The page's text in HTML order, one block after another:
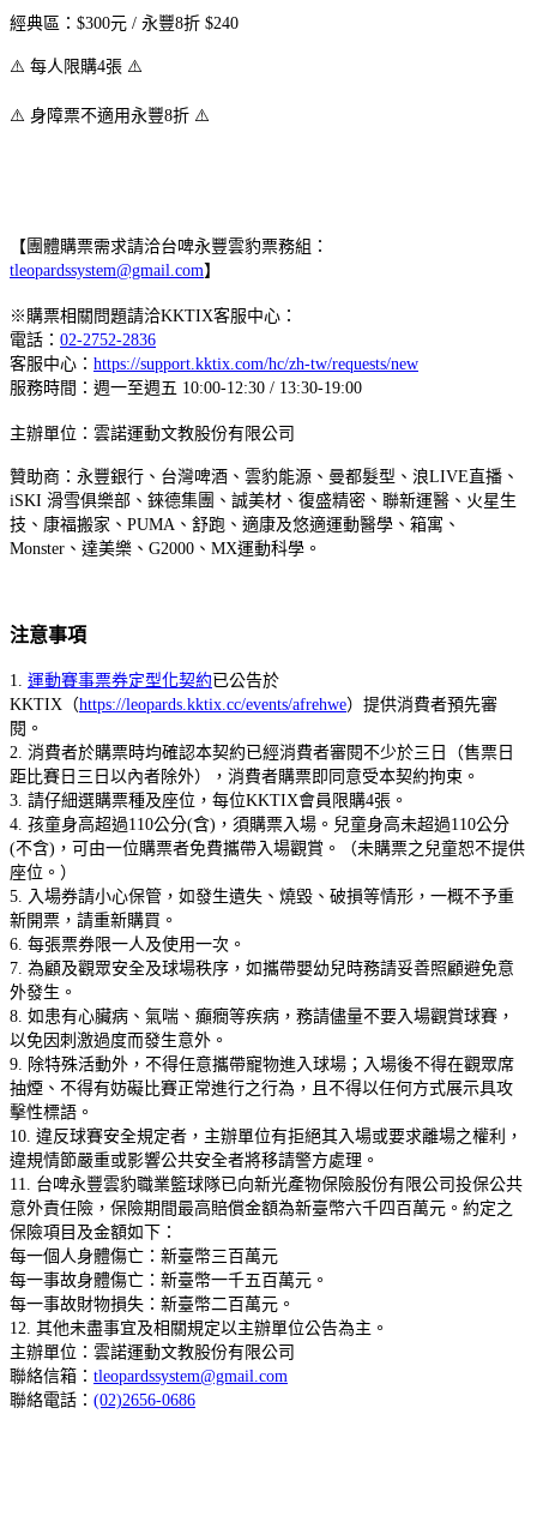
經典區：$300元 / 永豐8折 $240
⚠️ 每人限購4張 ⚠️
⚠️ 身障票不適用永豐8折 ⚠️
【團體購票需求請洽台啤永豐雲豹票務組：
tleopardssystem@gmail.com】
※購票相關問題請洽KKTIX客服中心：
電話： 02-2752-2836
客服中心： https://support.kktix.com/hc/zh-tw/requests/new
服務時間：週一至週五 10:00-12:30 / 13:30-19:00
主辦單位：雲諾運動文教股份有限公司
贊助商：永豐銀行、台灣啤酒、雲豹能源、曼都髮型、浪LIVE直播、
iSKI 滑雪俱樂部、錸德集團、誠美材、復盛精密、聯新運醫、火星生
技、康福搬家、PUMA、舒跑、適康及悠適運動醫學、箱寓、
Monster、達美樂、G2000、MX運動科學。
注意事項
1. 運動賽事票券定型化契約已公告於
KKTIX（https://leopards.kktix.cc/events/afrehwe）提供消費者預先審
閱。
2. 消費者於購票時均確認本契約已經消費者審閱不少於三日（售票日
距比賽日三日以內者除外），消費者購票即同意受本契約拘束。
3. 請仔細選購票種及座位，每位KKTIX會員限購4張。
4. 孩童身高超過110公分(含)，須購票入場。兒童身高未超過110公分
(不含)，可由一位購票者免費攜帶入場觀賞。（未購票之兒童恕不提供
座位。）
5. 入場券請小心保管，如發生遺失、燒毀、破損等情形，一概不予重
新開票，請重新購買。
6. 每張票券限一人及使用一次。
7. 為顧及觀眾安全及球場秩序，如攜帶嬰幼兒時務請妥善照顧避免意
外發生。
8. 如患有心臟病、氣喘、癲癇等疾病，務請儘量不要入場觀賞球賽，
以免因刺激過度而發生意外。
9. 除特殊活動外，不得任意攜帶寵物進入球場；入場後不得在觀眾席
抽煙、不得有妨礙比賽正常進行之行為，且不得以任何方式展示具攻
擊性標語。
10. 違反球賽安全規定者，主辦單位有拒絕其入場或要求離場之權利，
違規情節嚴重或影響公共安全者將移請警方處理。
11. 台啤永豐雲豹職業籃球隊已向新光產物保險股份有限公司投保公共
意外責任險，保險期間最高賠償金額為新臺幣六千四百萬元。約定之
保險項目及金額如下：
每一個人身體傷亡：新臺幣三百萬元
每一事故身體傷亡：新臺幣一千五百萬元。
每一事故財物損失：新臺幣二百萬元。
12. 其他未盡事宜及相關規定以主辦單位公告為主。
主辦單位：雲諾運動文教股份有限公司
聯絡信箱： tleopardssystem@gmail.com
聯絡電話： (02)2656-0686